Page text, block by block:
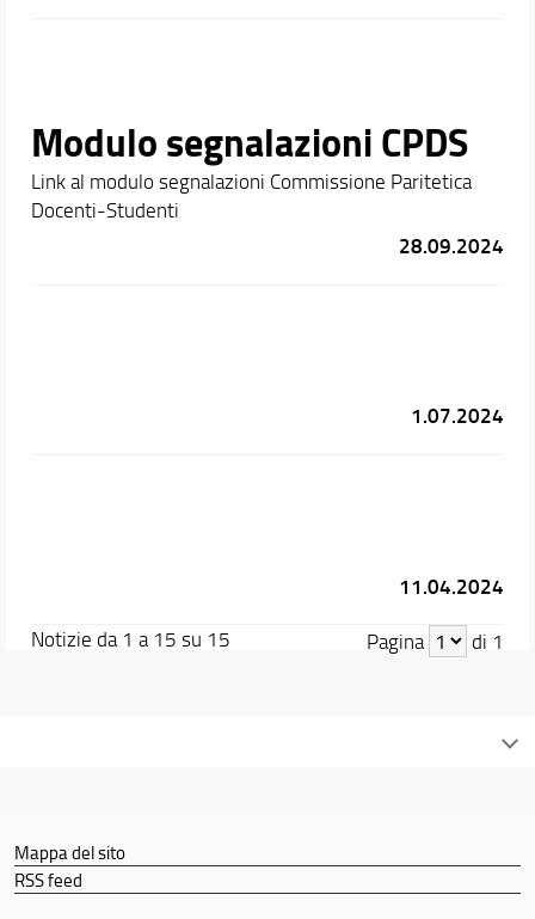
Modulo segnalazioni CPDS
Link al modulo segnalazioni Commissione Paritetica
Docenti-Studenti
28.09.2024
1.07.2024
11.04.2024
Notizie da 1 a 15 su 15 Pagina di 1
Mappa del sito
RSS feed